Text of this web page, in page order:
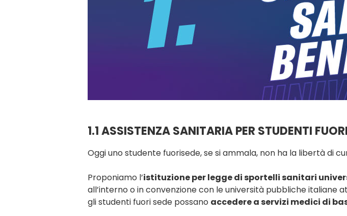
1.1 ASSISTENZA SANITARIA PER STUDENTI
Oggi uno studente fuorisede, se si ammala, non ha la libertà di
Proponiamo l’istituzione per legge di sportelli sanitari
all’interno o in convenzione con le università pubbliche italiane
gli studenti fuori sede possano accedere a servizi medici di